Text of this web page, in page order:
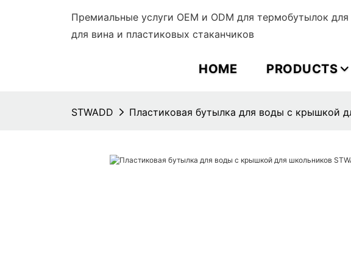
Премиальные услуги OEM и ODM для термобутылок
для вина и пластиковых стаканчиков
HOME PRODUCTS
STWADD Пластиковая бутылка для воды с крышкой